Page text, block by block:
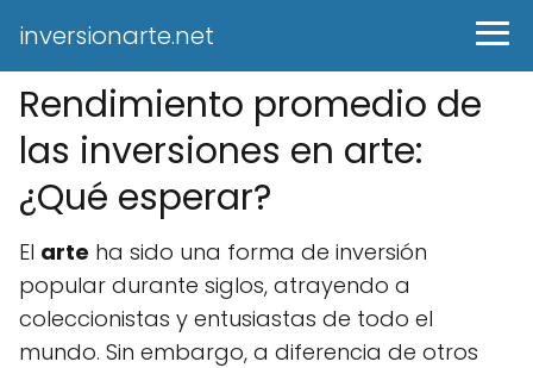
inversionarte.net
Rendimiento promedio de
las inversiones en arte:
¿Qué esperar?
El arte ha sido una forma de inversión
popular durante siglos, atrayendo a
coleccionistas y entusiastas de todo el
mundo. Sin embargo, a diferencia de otros